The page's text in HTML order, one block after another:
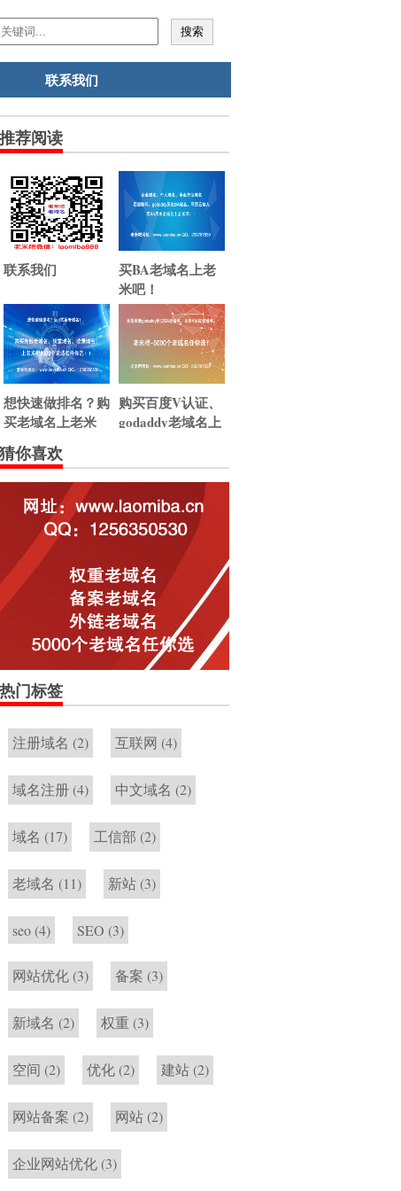
联系我们
推荐阅读
联系我们
买BA老域名上老
米吧！
想快速做排名？购
买老域名上老米
吧。
购买百度V认证、
godaddy老域名上
猜你喜欢
热门标签
注册域名 (2) 互联网 (4)
域名注册 (4) 中文域名 (2)
域名 (17) 工信部 (2)
老域名 (11) 新站 (3)
seo (4) SEO (3)
网站优化 (3) 备案 (3)
新域名 (2) 权重 (3)
空间 (2) 优化 (2) 建站 (2)
网站备案 (2) 网站 (2)
企业网站优化 (3)